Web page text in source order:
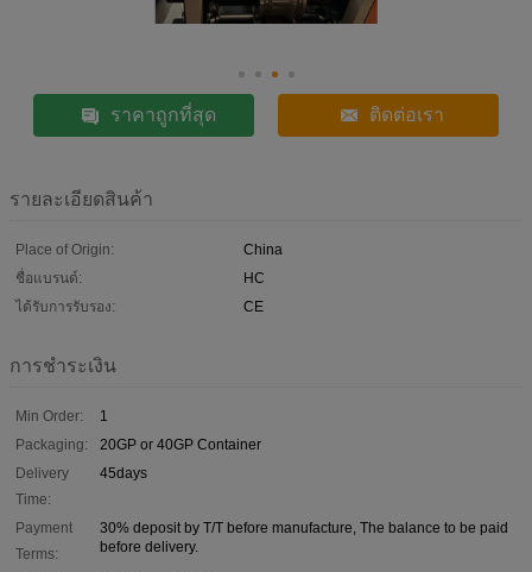
ราคาถูกที่สุด ติดต่อเรา
รายละเอียดสินค้า
Place of Origin:
China
ชื่อแบรนด์:
HC
ได้รับการรับรอง:
CE
การชำระเงิน
Min Order:
1
Packaging:
20GP or 40GP Container
Delivery
Time:
45days
Payment
Terms:
30% deposit by T/T before manufacture, The balance to be paid
before delivery.